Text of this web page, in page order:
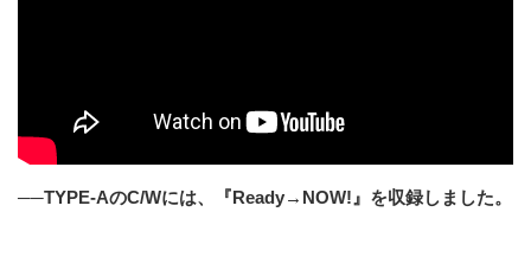
──TYPE-AのC/Wには、『Ready→NOW!』を収録しました。